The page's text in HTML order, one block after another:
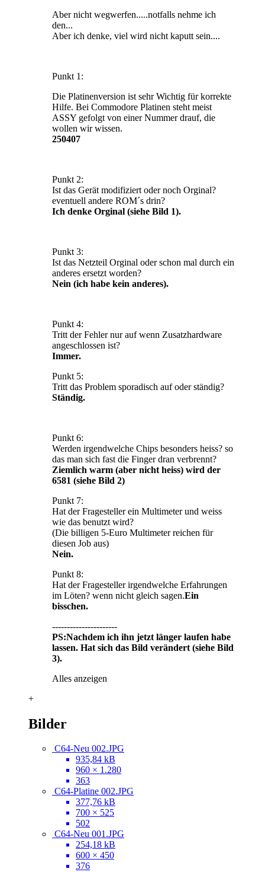
Aber nicht wegwerfen.....notfalls nehme ich
den...
Aber ich denke, viel wird nicht kaputt sein....
Punkt 1:
Die Platinenversion ist sehr Wichtig für korrekte
Hilfe. Bei Commodore Platinen steht meist
ASSY gefolgt von einer Nummer drauf, die
wollen wir wissen.
250407
Punkt 2:
Ist das Gerät modifiziert oder noch Orginal?
eventuell andere ROM´s drin?
Ich denke Orginal (siehe Bild 1).
Punkt 3:
Ist das Netzteil Orginal oder schon mal durch ein
anderes ersetzt worden?
Nein (ich habe kein anderes).
Punkt 4:
Tritt der Fehler nur auf wenn Zusatzhardware
angeschlossen ist?
Immer.
Punkt 5:
Tritt das Problem sporadisch auf oder ständig?
Ständig.
Punkt 6:
Werden irgendwelche Chips besonders heiss? so
das man sich fast die Finger dran verbrennt?
Ziemlich warm (aber nicht heiss) wird der
6581 (siehe Bild 2)
Punkt 7:
Hat der Fragesteller ein Multimeter und weiss
wie das benutzt wird?
(Die billigen 5-Euro Multimeter reichen für
diesen Job aus)
Nein.
Punkt 8:
Hat der Fragesteller irgendwelche Erfahrungen
im Löten? wenn nicht gleich sagen.Ein
bisschen.
----------------------
PS:Nachdem ich ihn jetzt länger laufen habe
lassen. Hat sich das Bild verändert (siehe Bild
3).
Alles anzeigen
+
Bilder
C64-Neu 002.JPG
935,84 kB
960 × 1.280
363
C64-Platine 002.JPG
377,76 kB
700 × 525
502
C64-Neu 001.JPG
254,18 kB
600 × 450
376